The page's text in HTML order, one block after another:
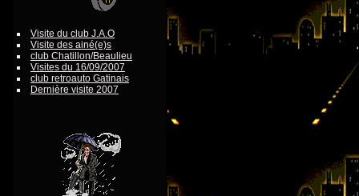
Visite du club J.A.O
Visite des ainé(e)s
club Chatillon/Beaulieu
Visites du 16/09/2007
club retroauto Gatinais
Dernière visite 2007